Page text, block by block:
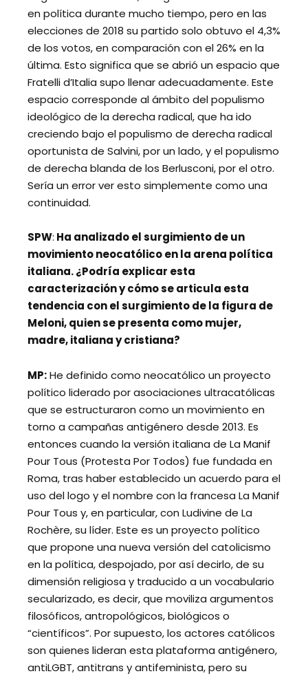
en política durante mucho tiempo, pero en las
elecciones de 2018 su partido solo obtuvo el 4,3%
de los votos, en comparación con el 26% en la
última. Esto significa que se abrió un espacio que
Fratelli d’Italia supo llenar adecuadamente. Este
espacio corresponde al ámbito del populismo
ideológico de la derecha radical, que ha ido
creciendo bajo el populismo de derecha radical
oportunista de Salvini, por un lado, y el populismo
de derecha blanda de los Berlusconi, por el otro.
Sería un error ver esto simplemente como una
continuidad.
SPW: Ha analizado el surgimiento de un
movimiento neocatólico en la arena política
italiana. ¿Podría explicar esta
caracterización y cómo se articula esta
tendencia con el surgimiento de la figura de
Meloni, quien se presenta como mujer,
madre, italiana y cristiana?
MP:He definido como neocatólico un proyecto
político liderado por asociaciones ultracatólicas
que se estructuraron como un movimiento en
torno a campañas antigénero desde 2013. Es
entonces cuando la versión italiana de La Manif
Pour Tous (Protesta Por Todos) fue fundada en
Roma, tras haber establecido un acuerdo para el
uso del logo y el nombre con la francesa La Manif
Pour Tous y, en particular, con Ludivine de La
Rochère, su líder. Este es un proyecto político
que propone una nueva versión del catolicismo
en la política, despojado, por así decirlo, de su
dimensión religiosa y traducido a un vocabulario
secularizado, es decir, que moviliza argumentos
filosóficos, antropológicos, biológicos o
“científicos”. Por supuesto, los actores católicos
son quienes lideran esta plataforma antigénero,
antiLGBT, antitrans y antifeminista, pero su